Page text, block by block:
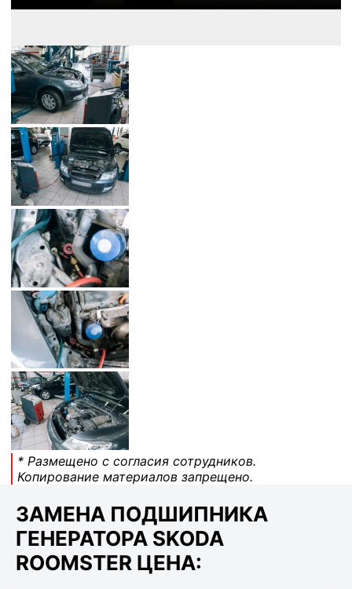
* Размещено с согласия сотрудников.
Копирование материалов запрещено.
ЗАМЕНА ПОДШИПНИКА
ГЕНЕРАТОРА SKODA
ROOMSTER ЦЕНА: